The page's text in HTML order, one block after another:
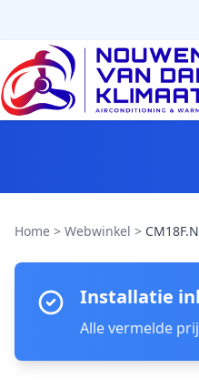
Home > Webwinkel >
Installatie
Alle vermelde